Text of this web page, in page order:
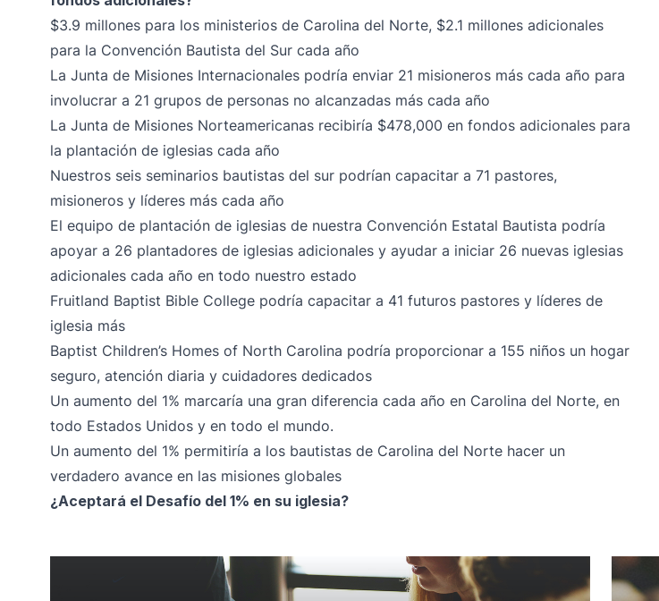
$3.9 millones para los ministerios de Carolina del Norte, $2.1 millones adicionales
para la Convención Bautista del Sur cada año
La Junta de Misiones Internacionales podría enviar 21 misioneros más cada año para
involucrar a 21 grupos de personas no alcanzadas más cada año
La Junta de Misiones Norteamericanas recibiría $478,000 en fondos adicionales para
la plantación de iglesias cada año
Nuestros seis seminarios bautistas del sur podrían capacitar a 71 pastores,
misioneros y líderes más cada año
El equipo de plantación de iglesias de nuestra Convención Estatal Bautista podría
apoyar a 26 plantadores de iglesias adicionales y ayudar a iniciar 26 nuevas iglesias
adicionales cada año en todo nuestro estado
Fruitland Baptist Bible College podría capacitar a 41 futuros pastores y líderes de
iglesia más
Baptist Children’s Homes of North Carolina podría proporcionar a 155 niños un hogar
seguro, atención diaria y cuidadores dedicados
Un aumento del 1% marcaría una gran diferencia cada año en Carolina del Norte, en
todo Estados Unidos y en todo el mundo.
Un aumento del 1% permitiría a los bautistas de Carolina del Norte hacer un
verdadero avance en las misiones globales
¿Aceptará el Desafío del 1% en su iglesia?